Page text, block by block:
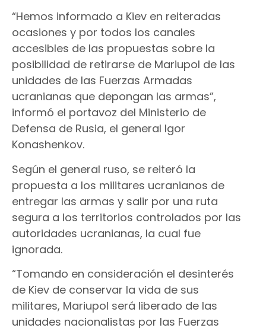
“Hemos informado a Kiev en reiteradas
ocasiones y por todos los canales
accesibles de las propuestas sobre la
posibilidad de retirarse de Mariupol de las
unidades de las Fuerzas Armadas
ucranianas que depongan las armas”,
informó el portavoz del Ministerio de
Defensa de Rusia, el general Igor
Konashenkov.
Según el general ruso, se reiteró la
propuesta a los militares ucranianos de
entregar las armas y salir por una ruta
segura a los territorios controlados por las
autoridades ucranianas, la cual fue
ignorada.
“Tomando en consideración el desinterés
de Kiev de conservar la vida de sus
militares, Mariupol será liberado de las
unidades nacionalistas por las Fuerzas